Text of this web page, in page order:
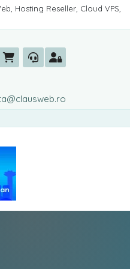
Hosting Reseller, Cloud VPS,